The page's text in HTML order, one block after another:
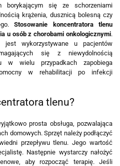
borykającym się ze schorzeniami
krążenia, dusznicą bolesną czy
Stosowanie koncentratora tlenu
u osób z chorobami onkologicznymi.
jest wykorzystywane u pacjentów
się z niewydolnością
w wielu przypadkach zapobiega
w rehabilitacji po infekcji
tlenu?
prosta obsługa, pozwalająca
domowych. Sprzęt należy podłączyć
przepływu tlenu. Jego wartość
Następnie wystarczy nałożyć
aby rozpocząć terapię. Jeśli